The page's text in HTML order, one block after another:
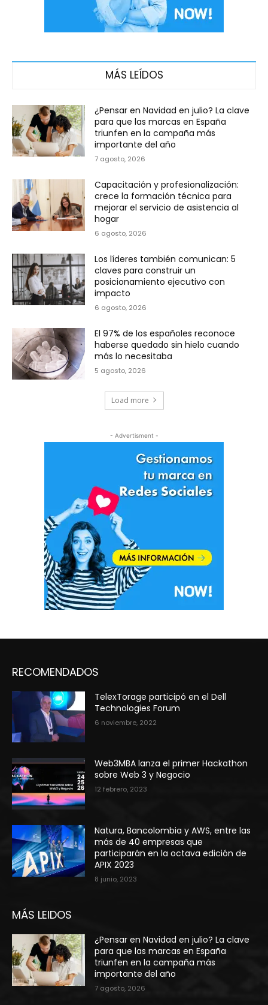
MÁS LEÍDOS
¿Pensar en Navidad en julio? La clave
para que las marcas en España
triunfen en la campaña más
importante del año
7 agosto, 2026
Capacitación y profesionalización:
crece la formación técnica para
mejorar el servicio de asistencia al
hogar
6 agosto, 2026
Los líderes también comunican: 5
claves para construir un
posicionamiento ejecutivo con
impacto
6 agosto, 2026
El 97% de los españoles reconoce
haberse quedado sin hielo cuando
más lo necesitaba
5 agosto, 2026
Load more
- Advertisment -
RECOMENDADOS
TelexTorage participó en el Dell
Technologies Forum
6 noviembre, 2022
Web3MBA lanza el primer Hackathon
sobre Web 3 y Negocio
12 febrero, 2023
Natura, Bancolombia y AWS, entre las
más de 40 empresas que
participarán en la octava edición de
APIX 2023
8 junio, 2023
MÁS LEIDOS
¿Pensar en Navidad en julio? La clave
para que las marcas en España
triunfen en la campaña más
importante del año
7 agosto, 2026